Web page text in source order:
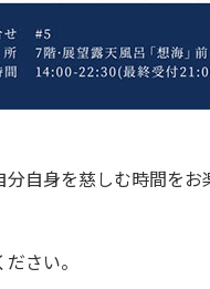
自身を慈しむ時間をお
さい。